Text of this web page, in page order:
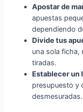
Apostar de
apuestas
dependiendo
Divide tus
una sola ficha,
tiradas.
Establecer un
presupuesto y
desmesuradas.